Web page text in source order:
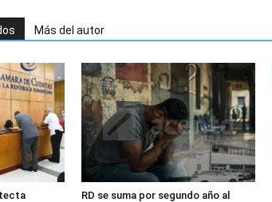
Más del autor
RD se suma por segundo año al